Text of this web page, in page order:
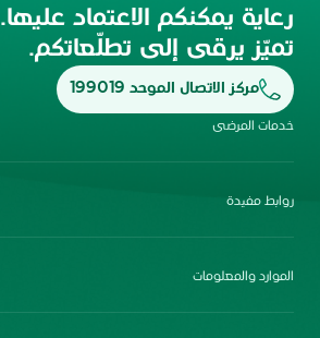
رعاية يمكنكم الاعتماد عليها.
تميّز يرقى إلى تطلّعاتكم.
مركز الاتصال الموحد 199019
خدمات المرضى
روابط مفيدة
الموارد والمعلومات